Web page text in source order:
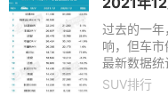
过去的一年
响，但车
最新数据
发销量达
SUV排行